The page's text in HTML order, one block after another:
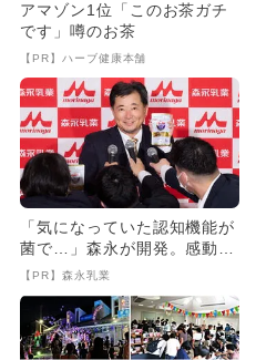
アマゾン1位「このお茶ガチ
です」噂のお茶
【PR】ハーブ健康本舗
「気になっていた認知機能が
菌で…」森永が開発。感動の
70代続出
【PR】森永乳業